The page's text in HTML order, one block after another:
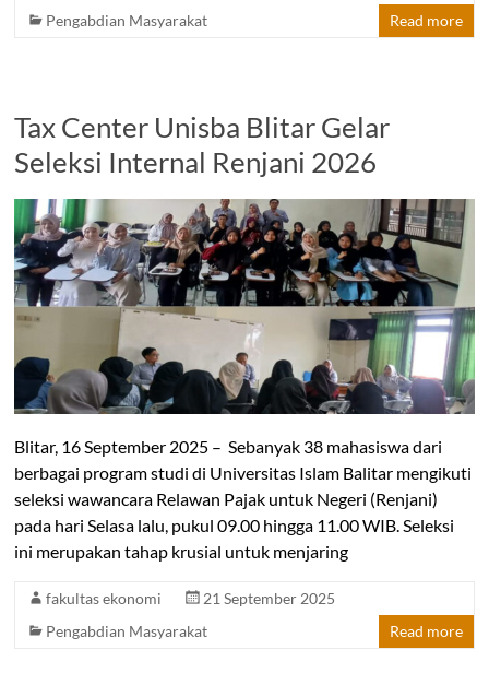
Pengabdian Masyarakat
Read more
Tax Center Unisba Blitar Gelar
Seleksi Internal Renjani 2026
Blitar, 16 September 2025 – Sebanyak 38 mahasiswa dari
berbagai program studi di Universitas Islam Balitar mengikuti
seleksi wawancara Relawan Pajak untuk Negeri (Renjani)
pada hari Selasa lalu, pukul 09.00 hingga 11.00 WIB. Seleksi
ini merupakan tahap krusial untuk menjaring
fakultas ekonomi
21 September 2025
Pengabdian Masyarakat
Read more